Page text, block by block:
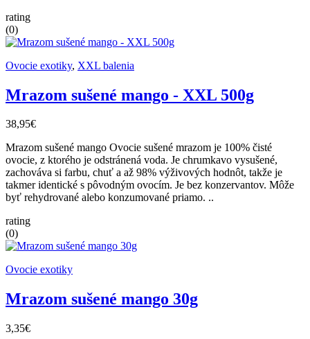
rating
(0)
Ovocie exotiky, XXL balenia
Mrazom sušené mango - XXL 500g
38,95€
Mrazom sušené mango Ovocie sušené mrazom je 100% čisté
ovocie, z ktorého je odstránená voda. Je chrumkavo vysušené,
zachováva si farbu, chuť a až 98% výživových hodnôt, takže je
takmer identické s pôvodným ovocím. Je bez konzervantov. Môže
byť rehydrované alebo konzumované priamo. ..
rating
(0)
Ovocie exotiky
Mrazom sušené mango 30g
3,35€